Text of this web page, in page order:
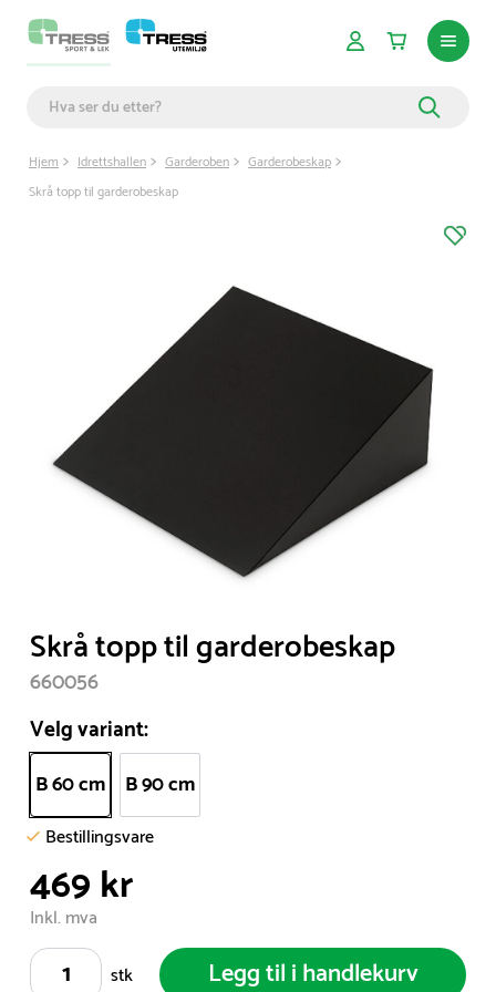
Hjem Idrettshallen Garderoben
Garderobeskap
Skrå topp til garderobeskap
Item
1
of
1
Skrå topp til garderobeskap
660056
Velg variant:
B 60 cm B 90 cm
Bestillingsvare
469 kr
Inkl. mva
stk
Legg til i handlekurv